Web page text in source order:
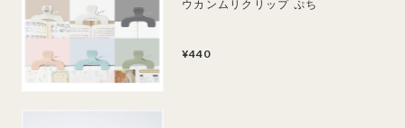
ウカンムリクリップ ぷち
¥440